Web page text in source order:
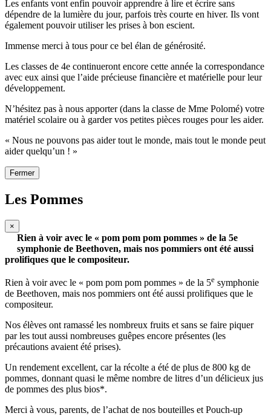
Les enfants vont enfin pouvoir apprendre à lire et écrire sans
dépendre de la lumière du jour, parfois très courte en hiver. Ils vont
également pouvoir utiliser les prises à bon escient.
Immense merci à tous pour ce bel élan de générosité.
Les classes de 4e continueront encore cette année la correspondance
avec eux ainsi que l’aide précieuse financière et matérielle pour leur
développement.
N’hésitez pas à nous apporter (dans la classe de Mme Polomé) votre
matériel scolaire ou à garder vos petites pièces rouges pour les aider.
« Nous ne pouvons pas aider tout le monde, mais tout le monde peut
aider quelqu’un ! »
Fermer
Les Pommes
×
Rien à voir avec le « pom pom pom pommes » de la 5e
symphonie de Beethoven, mais nos pommiers ont été aussi
prolifiques que le compositeur.
Rien à voir avec le « pom pom pom pommes » de la 5e symphonie
de Beethoven, mais nos pommiers ont été aussi prolifiques que le
compositeur.
Nos élèves ont ramassé les nombreux fruits et sans se faire piquer
par les tout aussi nombreuses guêpes encore présentes (les
précautions avaient été prises).
Un rendement excellent, car la récolte a été de plus de 800 kg de
pommes, donnant quasi le même nombre de litres d’un délicieux jus
de pommes des plus bios*.
Merci à vous, parents, de l’achat de nos bouteilles et Pouch-up